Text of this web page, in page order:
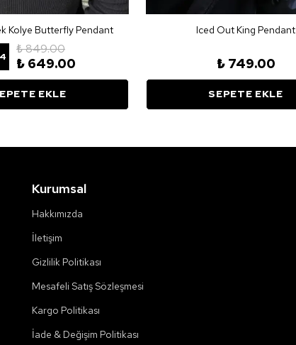
Kolye Butterfly Pendant
₺ 849.00
₺ 649.00
EKLE
Iced Out King Pendant
₺ 749.00
SEPETE EKLE
Kurumsal
Hakkımızda
İletişim
Gizlilik Politikası
Mesafeli Satış Sözleşmesi
Kargo Politikası
İade & Değişim Politikası